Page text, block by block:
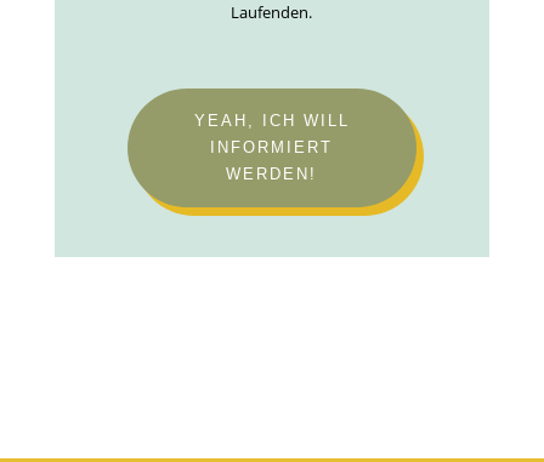
Laufenden.
YEAH, ICH WILL
INFORMIERT
WERDEN!